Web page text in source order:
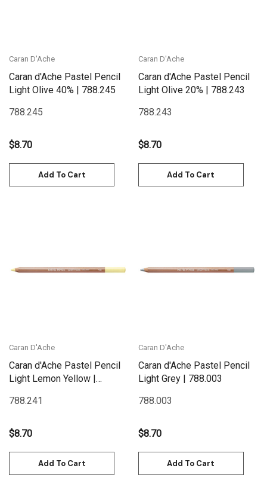
Caran D'Ache
Caran d'Ache Pastel Pencil
Light Olive 40% | 788.245
788.245
$8.70
Add To Cart
Caran D'Ache
Caran d'Ache Pastel Pencil
Light Olive 20% | 788.243
788.243
$8.70
Add To Cart
Caran D'Ache
Caran d'Ache Pastel Pencil
Light Lemon Yellow |
788.241
$8.70
Add To Cart
Caran D'Ache
Caran d'Ache Pastel Pencil
Light Grey | 788.003
788.003
$8.70
Add To Cart